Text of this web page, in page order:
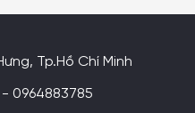
Tp.Hồ Chí Minh
- 0964883785